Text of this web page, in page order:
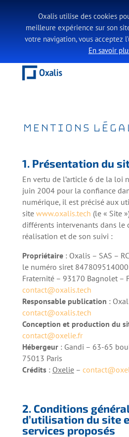
MENTIONS
1. Présentation du
En vertu de l’article 6 de la loi
juin 2004 pour la confiance
numérique, il est précisé aux
site www.oxalis.tech (le « Site
différents intervenants dans le
réalisation et de son suivi :
Propriétaire: Oxalis – SAS –
le numéro siret
Fraternité – 93170 Bagnolet –
contact@oxalis.tech
Responsable publication :
contact@oxalis.tech
Conception et production du
contact@oxelie.fr
Hébergeur: Gandi – 63-65
75013 Paris
Crédits: Oxelie–
2. Conditions
d’utilisation du site
services proposés
Oxalis utilise des cookies
meilleure expérience sur son
votre navigation, vous acceptez
En savoir